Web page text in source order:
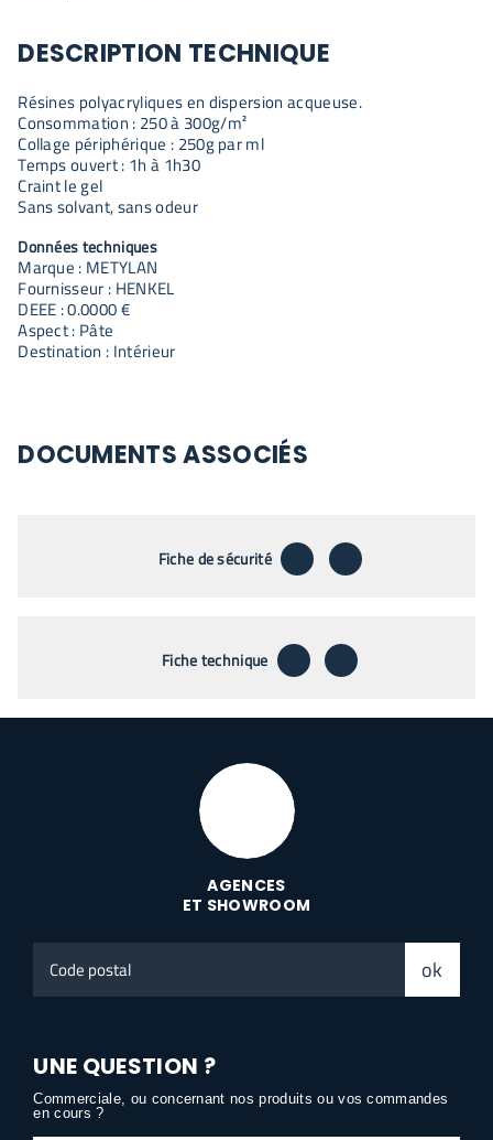
DESCRIPTION TECHNIQUE
Résines polyacryliques en dispersion acqueuse.
Consommation : 250 à 300g/m²
Collage périphérique : 250g par ml
Temps ouvert : 1h à 1h30
Craint le gel
Sans solvant, sans odeur
Données techniques
Marque : METYLAN
Fournisseur : HENKEL
DEEE : 0.0000 €
Aspect : Pâte
Destination : Intérieur
DOCUMENTS ASSOCIÉS
Fiche de sécurité téléchargerenvoyer par
Fiche technique téléchargerenvoyer par
AGENCES
ET SHOWROOM
postal
ok
UNE QUESTION ?
Commerciale, ou concernant nos produits ou vos commandes
en cours ?